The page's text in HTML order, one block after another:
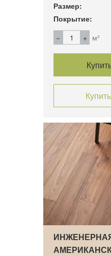
Размер:
Покрытие:
м²